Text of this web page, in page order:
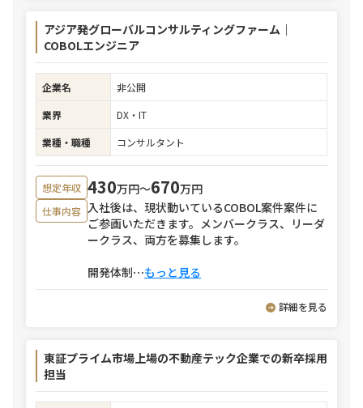
アジア発グローバルコンサルティングファーム｜
COBOLエンジニア
企業名
非公開
業界
DX・IT
業種・職種
コンサルタント
想定年収 430万円〜670万円
仕事内容 入社後は、現状動いているCOBOL案件案件に
ご参画いただきます。メンバークラス、リーダ
ークラス、両方を募集します。
開発体制⋯もっと見る
詳細を見る
東証プライム市場上場の不動産テック企業での新卒採用
担当